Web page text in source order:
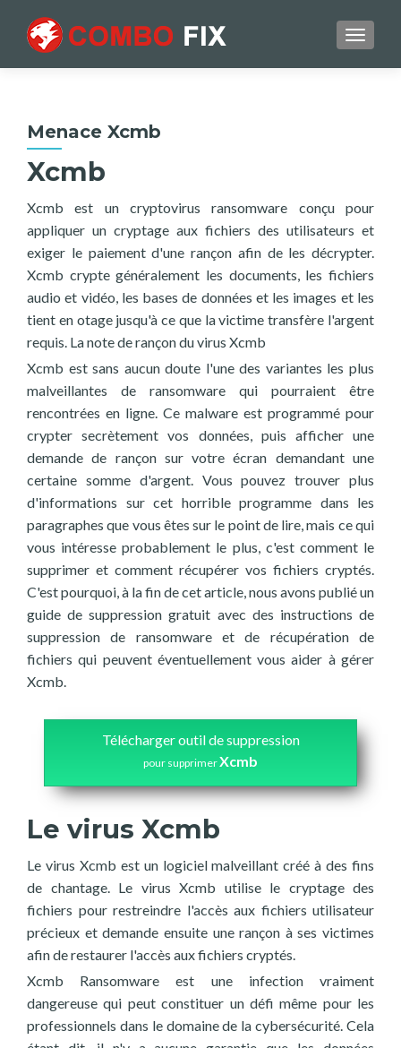
Menace Xcmb
Xcmb
Xcmb est un cryptovirus ransomware conçu pour
appliquer un cryptage aux fichiers des utilisateurs et
exiger le paiement d'une rançon afin de les décrypter.
Xcmb crypte généralement les documents, les fichiers
audio et vidéo, les bases de données et les images et les
tient en otage jusqu'à ce que la victime transfère l'argent
requis. La note de rançon du virus Xcmb
Xcmb est sans aucun doute l'une des variantes les plus
malveillantes de ransomware qui pourraient être
rencontrées en ligne. Ce malware est programmé pour
crypter secrètement vos données, puis afficher une
demande de rançon sur votre écran demandant une
certaine somme d'argent. Vous pouvez trouver plus
d'informations sur cet horrible programme dans les
paragraphes que vous êtes sur le point de lire, mais ce qui
vous intéresse probablement le plus, c'est comment le
supprimer et comment récupérer vos fichiers cryptés.
C'est pourquoi, à la fin de cet article, nous avons publié un
guide de suppression gratuit avec des instructions de
suppression de ransomware et de récupération de
fichiers qui peuvent éventuellement vous aider à gérer
Xcmb.
Télécharger outil de suppression
pour supprimerXcmb
Le virus Xcmb
Le virus Xcmb est un logiciel malveillant créé à des fins
de chantage. Le virus Xcmb utilise le cryptage des
fichiers pour restreindre l'accès aux fichiers utilisateur
précieux et demande ensuite une rançon à ses victimes
afin de restaurer l'accès aux fichiers cryptés.
Xcmb Ransomware est une infection vraiment
dangereuse qui peut constituer un défi même pour les
professionnels dans le domaine de la cybersécurité. Cela